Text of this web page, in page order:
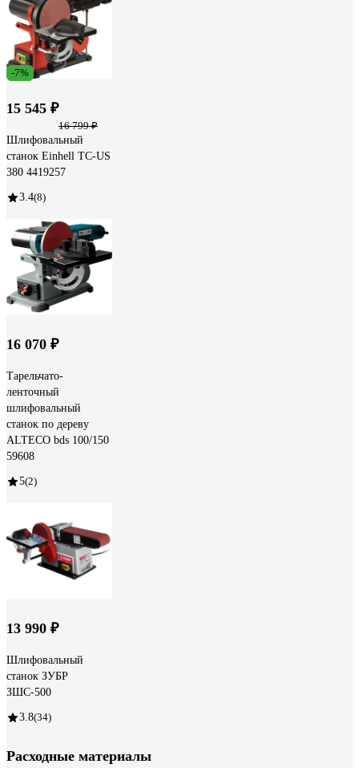
-7%
15 545 ₽
16 799 ₽
Шлифовальный
станок Einhell TC-US
380 4419257
3.4(8)
16 070 ₽
Тарельчато-
ленточный
шлифовальный
станок по дереву
ALTECO bds 100/150
59608
5(2)
13 990 ₽
Шлифовальный
станок ЗУБР
ЗШС-500
3.8(34)
Расходные материалы